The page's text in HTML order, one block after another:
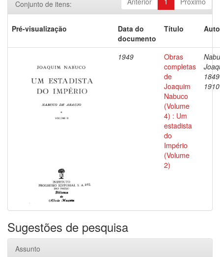
Conjunto de itens:
Pré-visualização
Data do
documento
Título
1949
Obras
completas
de
Joaquim
Nabuco
(Volume
4) : Um
estadista
do
Império
(Volume
2)
1910
Sugestões de pesquisa
Assunto